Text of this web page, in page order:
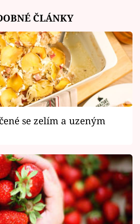
ČLÁNKY
se zelím a uzeným